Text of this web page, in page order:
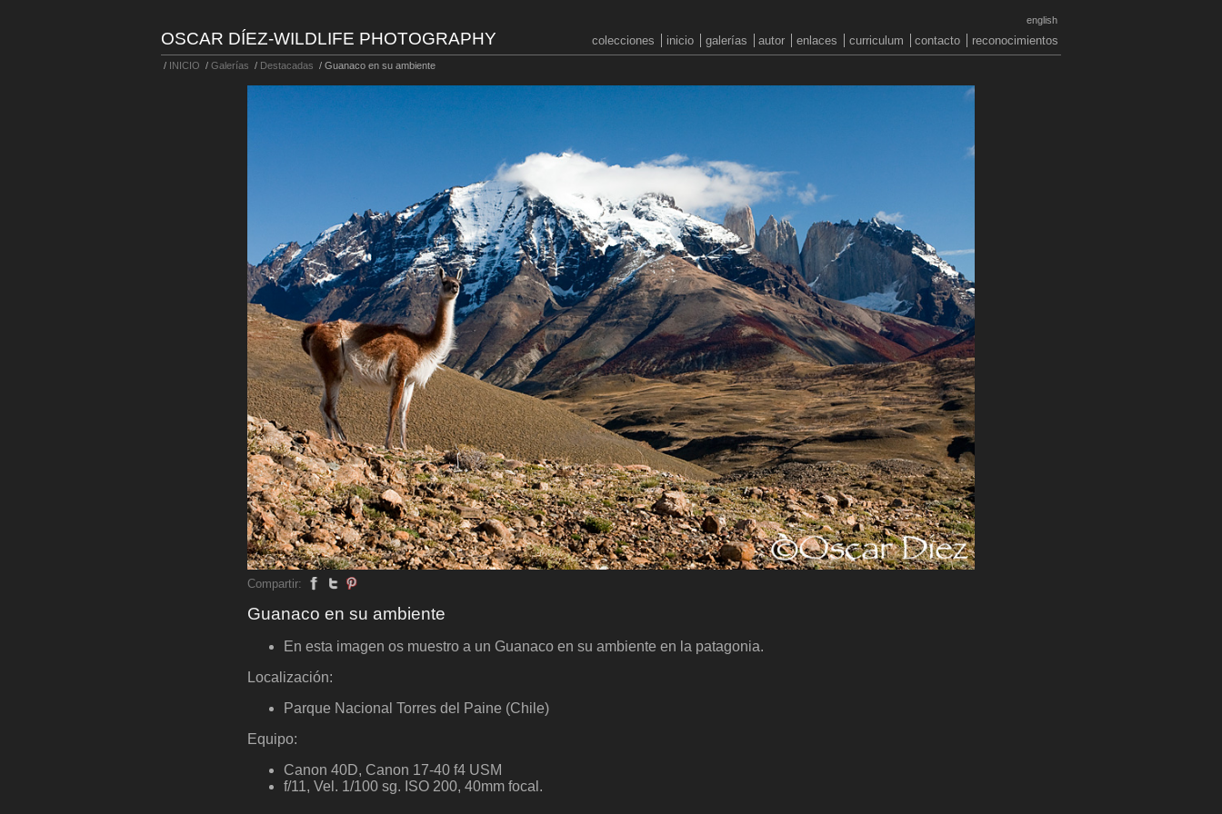
english
OSCAR DÍEZ-WILDLIFE PHOTOGRAPHY colecciones inicio galerías autor enlaces curriculum contacto reconocimientos
/ INICIO / Galerías / Destacadas / Guanaco en su ambiente
Compartir:
Guanaco en su ambiente
En esta imagen os muestro a un Guanaco en su ambiente en la patagonia.
Localización:
Parque Nacional Torres del Paine (Chile)
Equipo:
Canon 40D, Canon 17-40 f4 USM
f/11, Vel. 1/100 sg. ISO 200, 40mm focal.